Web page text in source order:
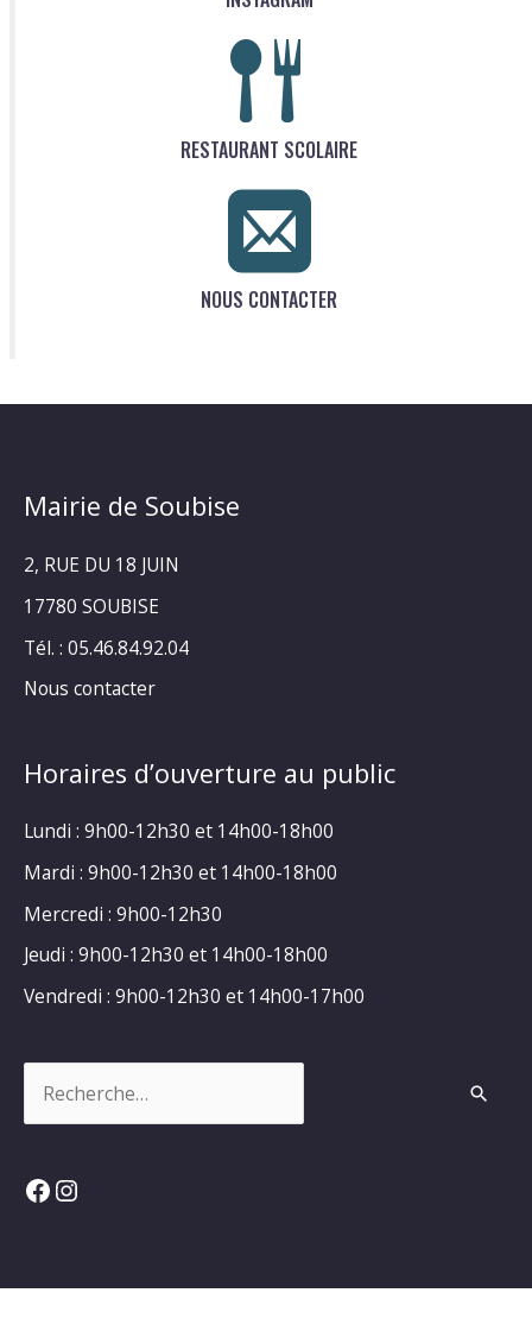
RESTAURANT SCOLAIRE
NOUS CONTACTER
Mairie de Soubise
2, RUE DU 18 JUIN
17780 SOUBISE
Tél. : 05.46.84.92.04
Nous contacter
Horaires d’ouverture au public
Lundi : 9h00-12h30 et 14h00-18h00
Mardi : 9h00-12h30 et 14h00-18h00
Mercredi : 9h00-12h30
Jeudi : 9h00-12h30 et 14h00-18h00
Vendredi : 9h00-12h30 et 14h00-17h00
Facebook
Instagram